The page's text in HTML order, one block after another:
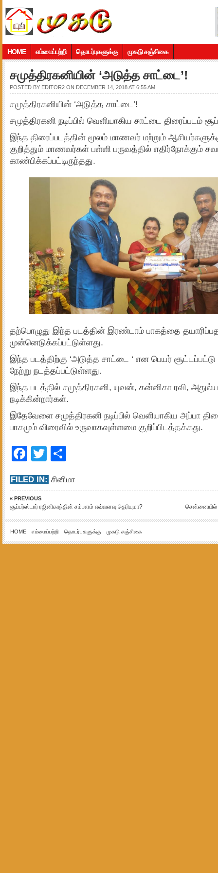
HOME எம்மைப்பற்றி தொடர்புகளுக்கு முகடு சஞ்சிகை
சமுத்திரகனியின் ‘அடுத்த சாட்டை’!
POSTED BY EDITOR2 ON DECEMBER 14, 2018 AT 6:55 AM
சமுத்திரகனியின் ‘அடுத்த சாட்டை’!
சமுத்திரகனி நடிப்பில் வெளியாகிய சாட்டை திரைப்படம்
இந்த திரைப்படத்தின் மூலம் மாணவர் மற்றும்
குறித்தும் மாணவர்கள் பள்ளி பருவத்தில் எதிர்நோக்கும்
காண்பிக்கப்பட்டிருந்தது.
தற்பொழுது இந்த படத்தின் இரண்டாம் பாகத்தை
முன்னெடுக்கப்பட்டுள்ளது.
இந்த படத்திற்கு ‘அடுத்த சாட்டை ‘ என பெயர்
நேற்று நடத்தப்பட்டுள்ளது.
இந்த படத்தில் சமுத்திரகனி, யுவன், கன்னிகா ரவி,
நடிக்கின்றார்கள்.
இதேவேளை சமுத்திரகனி நடிப்பில் வெளியாகிய அப்பா
பாகமும் விரைவில் உருவாகவுள்ளமை குறிப்பிடத்தக்கது.
Facebook
Twitter
FILED IN: சினிமா
« PREVIOUS
சூப்பர்ஸ்டார் ரஜினிகாந்தின் சம்பளம் எவ்வளவு தெரியுமா? சென்னையில்
HOME எம்மைப்பற்றி தொடர்புகளுக்கு முகடு சஞ்சிகை